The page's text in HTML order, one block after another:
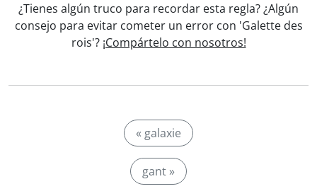
¿Tienes algún truco para recordar esta regla? ¿Algún
consejo para evitar cometer un error con 'Galette des
rois'? ¡Compártelo con nosotros!
« galaxie
gant »